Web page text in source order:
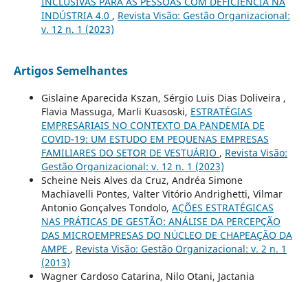
INDÚSTRIA 4.0 , Revista Visão: Gestão Organizacional:
v. 12 n. 1 (2023)
Artigos Semelhantes
Gislaine Aparecida Kszan, Sérgio Luis Dias Doliveira ,
Flavia Massuga, Marli Kuasoski, ESTRATÉGIAS
EMPRESARIAIS NO CONTEXTO DA PANDEMIA DE
COVID-19: UM ESTUDO EM PEQUENAS EMPRESAS
FAMILIARES DO SETOR DE VESTUÁRIO , Revista Visão:
Gestão Organizacional: v. 12 n. 1 (2023)
Scheine Neis Alves da Cruz, Andréa Simone
Machiavelli Pontes, Valter Vitório Andrighetti, Vilmar
Antonio Gonçalves Tondolo, AÇÕES ESTRATÉGICAS
NAS PRÁTICAS DE GESTÃO: ANÁLISE DA PERCEPÇÃO
DAS MICROEMPRESAS DO NÚCLEO DE CHAPEAÇÃO DA
AMPE , Revista Visão: Gestão Organizacional: v. 2 n. 1
(2013)
Wagner Cardoso Catarina, Nilo Otani, Jactania